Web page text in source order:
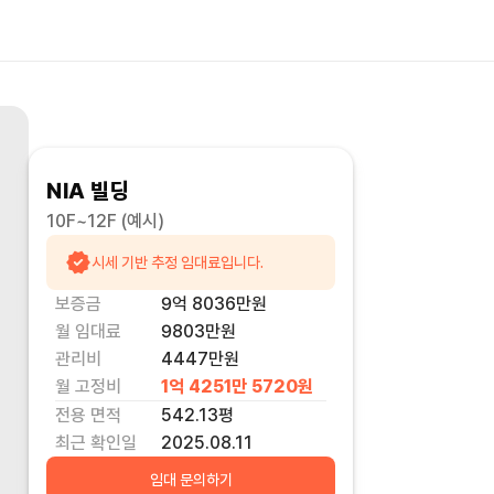
NIA 빌딩
10F~12F (예시)
시세 기반 추정 임대료입니다.
보증금 9억 8036만원
월 임대료
9803만원
관리비
4447만원
월 고정비
1억 4251만 5720원
전용 면적
542.13평
최근 확인일
2025.08.11
임대 문의하기